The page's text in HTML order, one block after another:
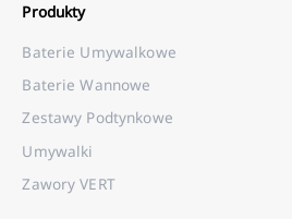
Produkty
Baterie Umywalkowe
Baterie Wannowe
Zestawy Podtynkowe
Umywalki
Zawory VERT